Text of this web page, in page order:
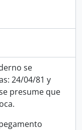
se
24/04/81 y
presume que